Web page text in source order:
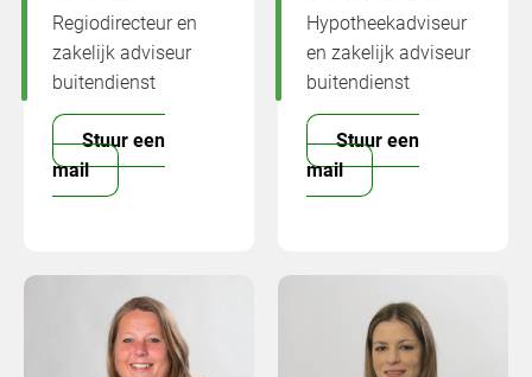
Regiodirecteur en
zakelijk adviseur
buitendienst
Stuur een
mail
Hypotheekadviseur
en zakelijk adviseur
buitendienst
Stuur een
mail